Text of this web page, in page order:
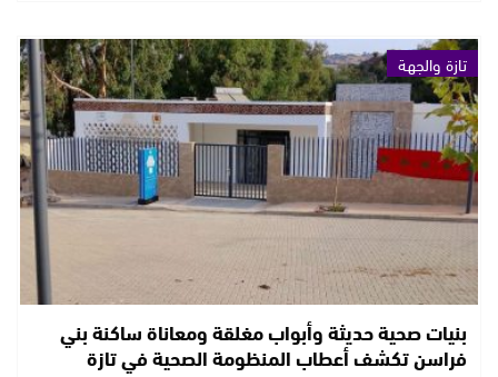
تازة والجهة
بنيات صحية حديثة وأبواب مغلقة ومعاناة ساكنة بني
فراسن تكشف أعطاب المنظومة الصحية في تازة